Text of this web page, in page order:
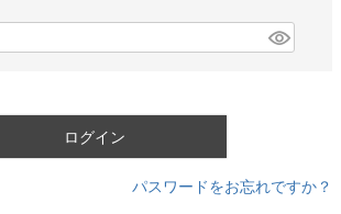
)
ログイン
パスワードをお忘れですか？